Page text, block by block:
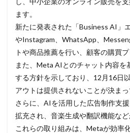
ます。
新たに発表された「Business AI」
やInstagram、WhatsApp、
トや商品推薦を行い、顧客の購買
また、Meta AIとのチャット内容を
する方針を示しており、12月16日
アウトは提供されないことが決まっ
さらに、AIを活用した広告制作支
拡充され、音楽生成や翻訳機能など
これらの取り組みは、Metaが効率